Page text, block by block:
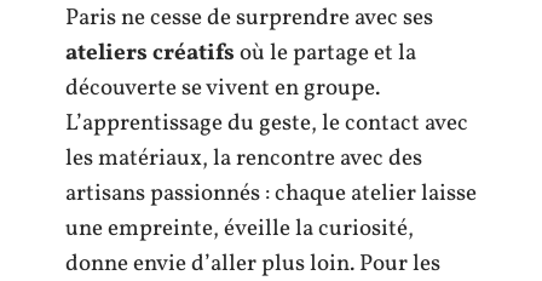
Paris ne cesse de surprendre avec ses
ateliers créatifsoù le partage et la
découverte se vivent en groupe.
L’apprentissage du geste, le contact avec
les matériaux, la rencontre avec des
artisans passionnés : chaque atelier laisse
une empreinte, éveille la curiosité,
donne envie d’aller plus loin. Pour les